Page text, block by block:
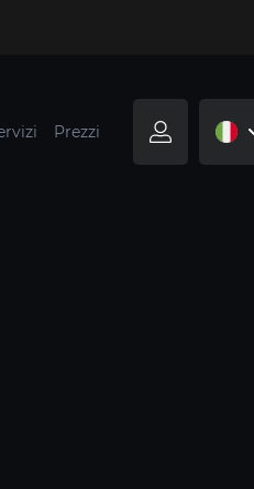
Prezzi